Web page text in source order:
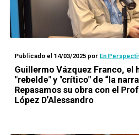
Publicado el 14/03/2025 por En
Guillermo Vázquez Franco, el
"rebelde" y "crítico" de “la
Repasamos su obra con el
López D’Alessandro